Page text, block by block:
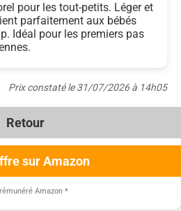
pour les tout-petits. Léger et
parfaitement aux bébés
Idéal pour les premiers pas
Prix constaté le 31/07/2026 à 14h05
Retour
sur Amazon
Amazon *